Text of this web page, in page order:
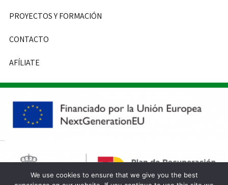
PROYECTOS Y FORMACIÓN
CONTACTO
AFÍLIATE
We use cookies to ensure that we give you the best